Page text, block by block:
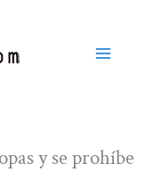
y se prohíbe